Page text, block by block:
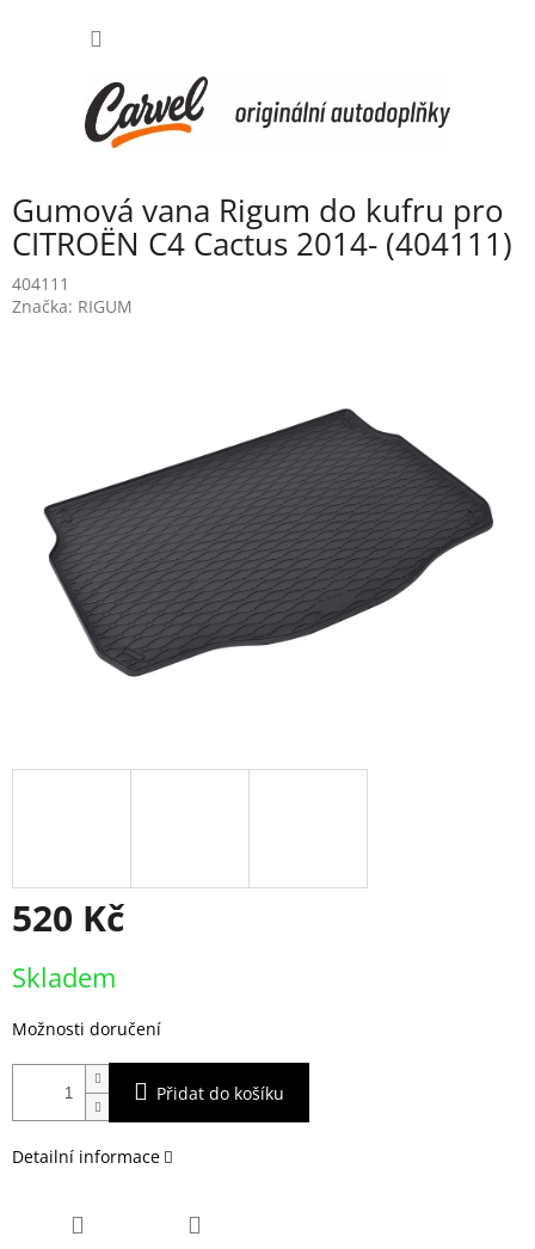
Gumová vana Rigum do kufru pro
CITROËN C4 Cactus 2014- (404111)
404111
Značka: RIGUM
520 Kč
cena:
Skladem
Možnosti doručení
Přidat do košíku
Detailní informace